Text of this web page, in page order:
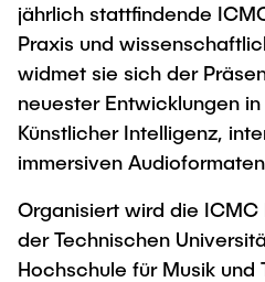
Lehre und Lernen
Best Practices Lehre
Hochschuldidaktik - ZLL
LearnING Center
Lehre im europäischen
Interdisziplinärer
„Biobasierte Prozesse
Reaktortechnologien“
Forschung und Institute
Studienbereich FIT
Institute im Überblick
jährlich stattfindende
Praxis und
widmet sie sich der
neuester Entwicklungen
Künstlicher Intelligenz,
immersiven
Organisiert wird die ICMC
der Technischen
Hochschule für Musik und